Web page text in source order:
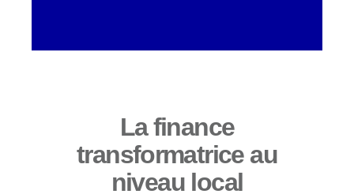
La finance
transformatrice au
niveau local